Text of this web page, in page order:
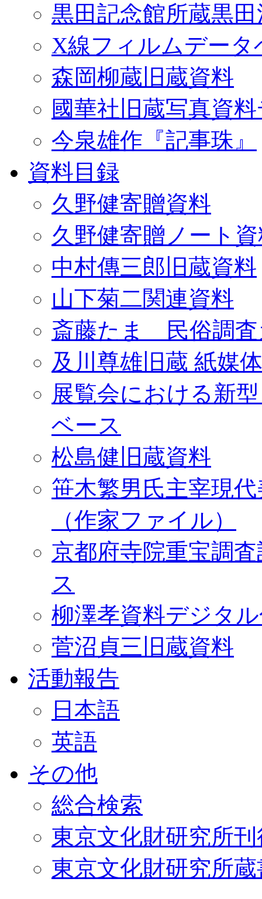
黒田記念館所蔵黒
X線フィルムデータ
森岡柳蔵旧蔵資料
國華社旧蔵写真資
今泉雄作『記事珠』
資料目録
久野健寄贈資料
久野健寄贈ノート
中村傳三郎旧蔵資料
山下菊二関連資料
斎藤たま 民俗調査
及川尊雄旧蔵 紙媒
展覧会における新
ベース
松島健旧蔵資料
笹木繁男氏主宰現
（作家ファイル）
京都府寺院重宝調
ス
柳澤孝資料デジタ
菅沼貞三旧蔵資料
活動報告
日本語
英語
その他
総合検索
東京文化財研究所
東京文化財研究所